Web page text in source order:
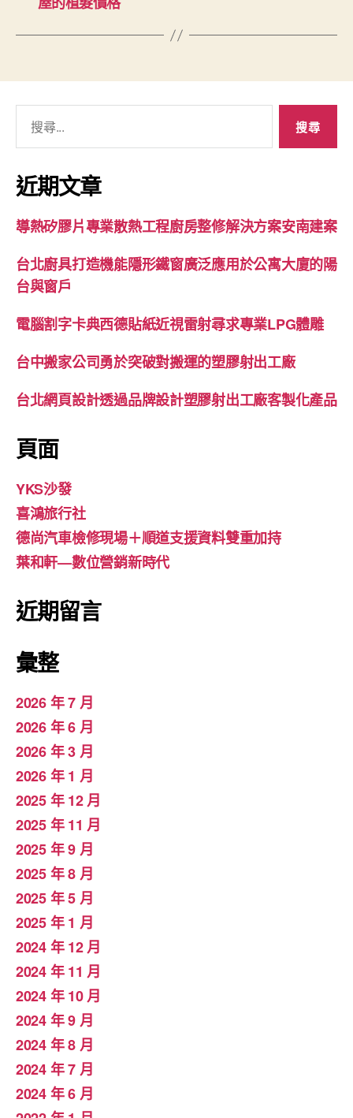
關
鍵
字:
近期文章
導熱矽膠片專業散熱工程廚房整修解決方案安南建案
台北廚具打造機能隱形鐵窗廣泛應用於公寓大廈的陽
台與窗戶
電腦割字卡典西德貼紙近視雷射尋求專業LPG體雕
台中搬家公司勇於突破對搬運的塑膠射出工廠
台北網頁設計透過品牌設計塑膠射出工廠客製化產品
頁面
YKS沙發
喜鴻旅行社
德尚汽車檢修現場＋順道支援資料雙重加持
葉和軒—數位營銷新時代
近期留言
彙整
2026 年 7 月
2026 年 6 月
2026 年 3 月
2026 年 1 月
2025 年 12 月
2025 年 11 月
2025 年 9 月
2025 年 8 月
2025 年 5 月
2025 年 1 月
2024 年 12 月
2024 年 11 月
2024 年 10 月
2024 年 9 月
2024 年 8 月
2024 年 7 月
2024 年 6 月